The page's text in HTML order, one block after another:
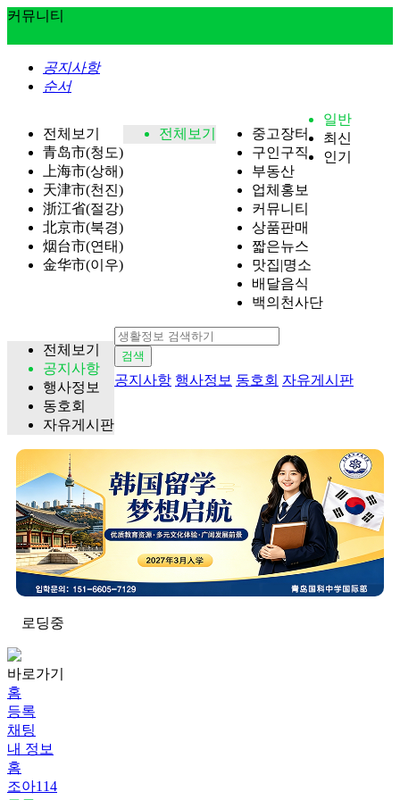
커뮤니티
공지사항
순서
전체보기
青岛市(청도)
上海市(상해)
天津市(천진)
浙江省(절강)
北京市(북경)
烟台市(연태)
金华市(이우)
전체보기
중고장터
구인구직
부동산
업체홍보
커뮤니티
상품판매
짧은뉴스
맛집|명소
배달음식
백의천사단
전체보기
공지사항
행사정보
동호회
자유게시판
일반
최신
인기
검색
공지사항 행사정보 동호회 자유게시판
로딩중
바로가기
홈
등록
채팅
내 정보
홈
조아114